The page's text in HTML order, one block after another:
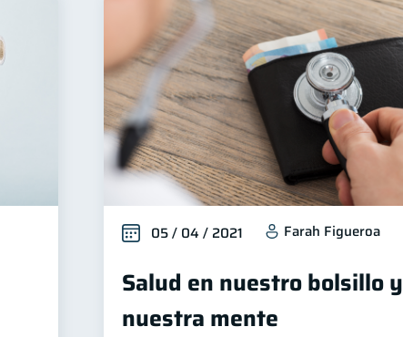
05 / 04 / 2021 Farah Figueroa
Salud en nuestro bolsillo y
nuestra mente